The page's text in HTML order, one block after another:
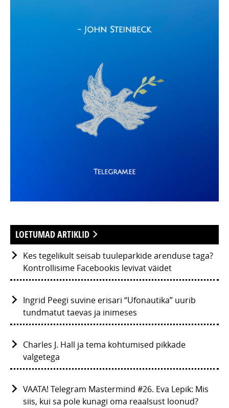
LOETUMAD ARTIKLID
Kes tegelikult seisab tuuleparkide arenduse taga?
Kontrollisime Facebookis levivat väidet
Ingrid Peegi suvine erisari “Ufonautika” uurib
tundmatut taevas ja inimeses
Charles J. Hall ja tema kohtumised pikkade
valgetega
VAATA! Telegram Mastermind #26. Eva Lepik: Mis
siis, kui sa pole kunagi oma reaalsust loonud?